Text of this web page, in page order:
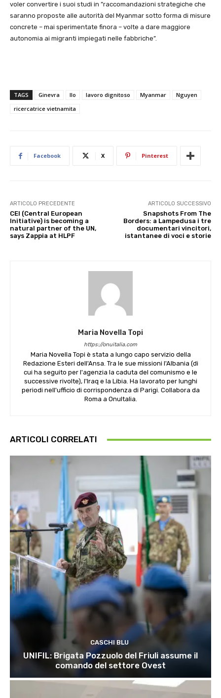
voler convertire i suoi studi in ”raccomandazioni strategiche che
saranno proposte alle autorità del Myanmar sotto forma di misure
concrete – mai sperimentate finora – volte a dare maggiore
autonomia ai migranti impiegati nelle fabbriche”.
TAGS Ginevra Ilo lavoro dignitoso Myanmar
Nguyen
ricercatrice vietnamita
Facebook X Pinterest
ARTICOLO PRECEDENTE
CEI (Central European
Initiative) is becoming a
natural partner of the UN,
says Zappia at HLPF
ARTICOLO SUCCESSIVO
Snapshots From The
Borders: a Lampedusa i tre
documentari vincitori,
istantanee di voci e storie
Maria Novella Topi
https://onuitalia.com
Maria Novella Topi è stata a lungo capo servizio della
Redazione Esteri dell'Ansa. Tra le sue missioni l'Albania (di
cui ha seguito per l'agenzia la caduta del comunismo e le
successive rivolte), l'Iraq e la Libia. Ha lavorato per lunghi
periodi nell'ufficio di corrispondenza di Parigi. Collabora da
Roma a OnuItalia.
ARTICOLI CORRELATI
CASCHI BLU
UNIFIL: Brigata Pozzuolo del Friuli assume il
comando del settore Ovest